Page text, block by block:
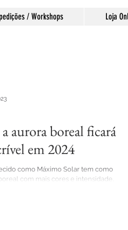
/ Workshops Loja
aurora boreal ficará
em 2024
como Máximo Solar tem como
com mais cores e intensidade.